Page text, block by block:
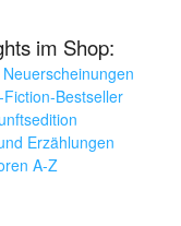
im Shop:
Fiction-Bestseller
Erzählungen
A-Z